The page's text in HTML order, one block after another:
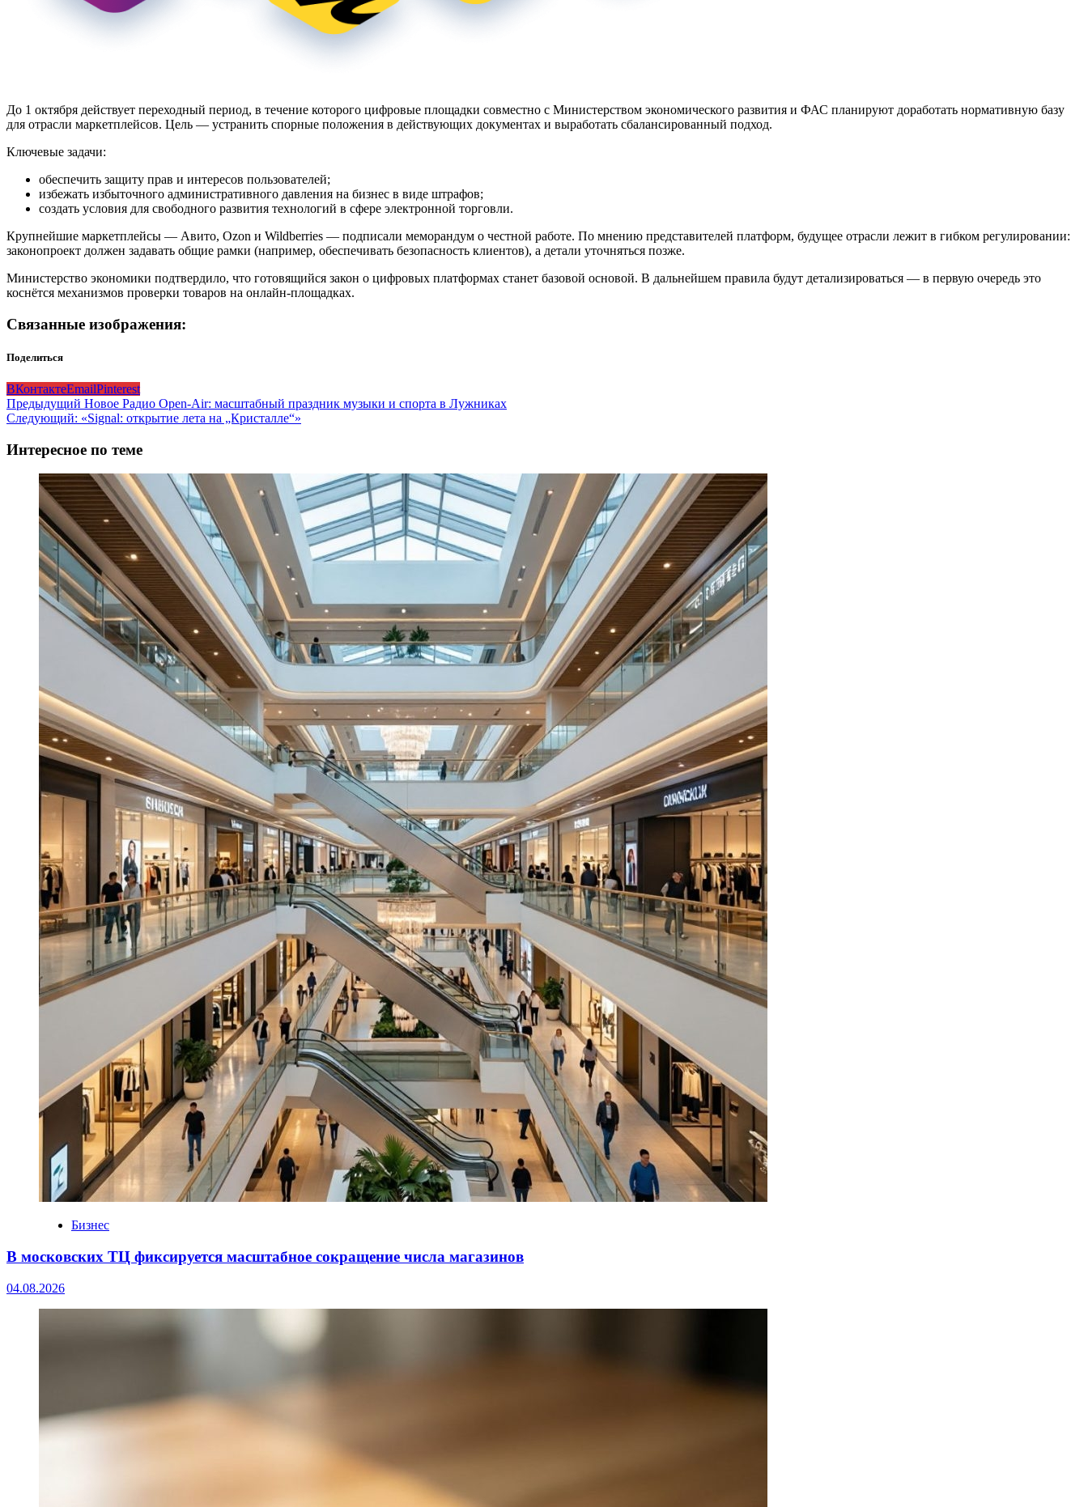
До 1 октября действует переходный период, в течение которого цифровые площадки совместно с Министерством экономического развития и ФАС планируют доработать нормативную базу
для отрасли маркетплейсов. Цель — устранить спорные положения в действующих документах и выработать сбалансированный подход.
Ключевые задачи:
обеспечить защиту прав и интересов пользователей;
избежать избыточного административного давления на бизнес в виде штрафов;
создать условия для свободного развития технологий в сфере электронной торговли.
Крупнейшие маркетплейсы — Авито, Ozon и Wildberries — подписали меморандум о честной работе. По мнению представителей платформ, будущее отрасли лежит в гибком регулировании:
законопроект должен задавать общие рамки (например, обеспечивать безопасность клиентов), а детали уточняться позже.
Министерство экономики подтвердило, что готовящийся закон о цифровых платформах станет базовой основой. В дальнейшем правила будут детализироваться — в первую очередь это
коснётся механизмов проверки товаров на онлайн‑площадках.
Связанные изображения:
Поделиться
ВКонтактеEmailPinterest
Навигация
записи
Предыдущий Новое Радио Open‑Air: масштабный праздник музыки и спорта в Лужниках
Следующий: «Signal: открытие лета на „Кристалле“»
Интересное по теме
Бизнес
В московских ТЦ фиксируется масштабное сокращение числа магазинов
04.08.2026